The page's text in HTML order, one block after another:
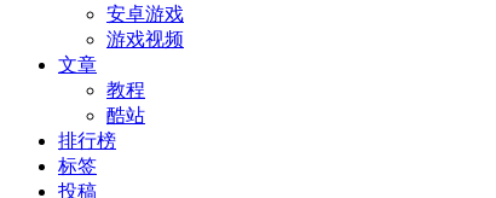
安卓游戏
游戏视频
文章
教程
酷站
排行榜
标签
投稿